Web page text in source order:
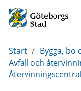
Du
är
här:
Start / Bygga, bo
Avfall och